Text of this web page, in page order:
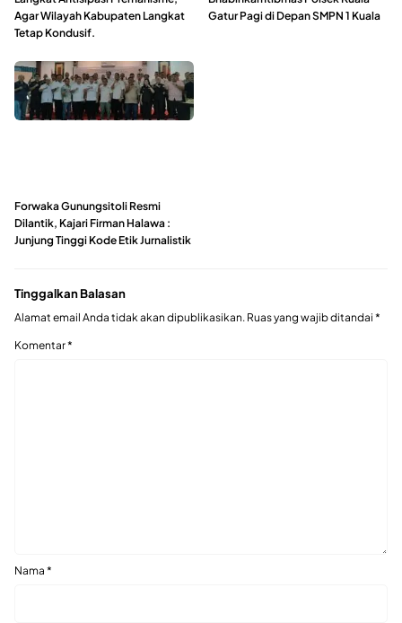
Agar Wilayah Kabupaten Langkat
Tetap Kondusif.
Gatur Pagi di Depan SMPN 1 Kuala
Forwaka Gunungsitoli Resmi
Dilantik, Kajari Firman Halawa :
Junjung Tinggi Kode Etik Jurnalistik
Tinggalkan Balasan
Alamat email Anda tidak akan dipublikasikan. Ruas yang wajib ditandai *
Komentar*
Nama *